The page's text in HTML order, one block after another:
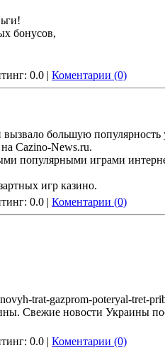
бонусов,
0.0 | Коментарии (0)
большую
Cazino-News.ru.
популярными играми
игр казино.
0.0 | Коментарии (0)
trat-gazprom-poteryal-tret-
Свежие новости Украины
0.0 | Коментарии (0)